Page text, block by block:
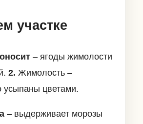
участке
– ягоды жимолости
2. Жимолость –
усыпаны цветами.
– выдерживает морозы